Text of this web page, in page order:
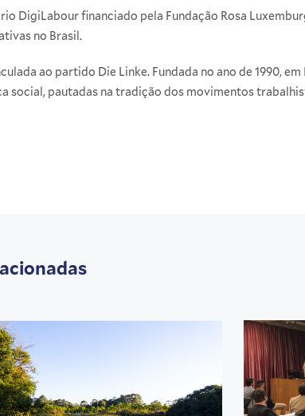
DigiLabour financiado pela Fundação Rosa
no Brasil.
ao partido Die Linke. Fundada no ano de 1990, em
pautadas na tradição dos movimentos